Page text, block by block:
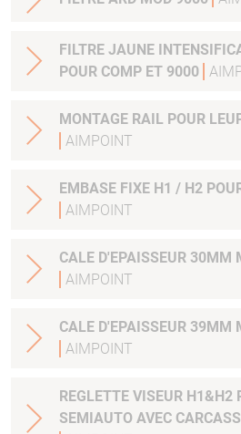
FILTRE JAUNE
POUR COMP ET 9000
MONTAGE RAIL
AIMPOINT
AIMPOINT
AIMPOINT
CALE D'EPAISSEUR 39MM
AIMPOINT
REGLETTE VISEUR H1&H2
SEMIAUTO AVEC